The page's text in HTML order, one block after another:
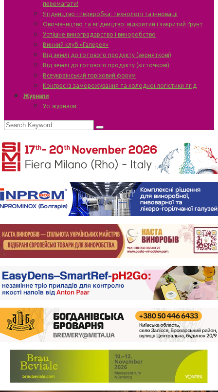
перемагати!
Ягідництво і переробка: технології та інновації
Овочівництво та ягідництво: відкритий і закритий ґрунт
Успішне виноградарство і виноробство
Винний клуб «Галерея»
Від землі до готового продукту (зерняткові)
Від землі до готового продукту (кісточкові)
Всеукраїнський горіховий форум
Конгрес із заморожування та холодної логістики ягід
Журнали
Усі журнали